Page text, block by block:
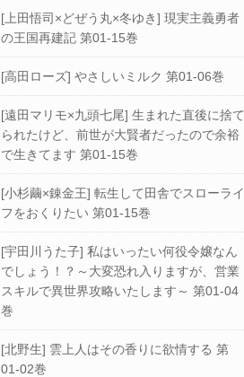
[上田悟司×どぜう丸×冬ゆき] 現実主義勇者
の王国再建記 第01-15巻
[高田ローズ] やさしいミルク 第01-06巻
[遠田マリモ×九頭七尾] 生まれた直後に捨て
られたけど、前世が大賢者だったので余裕
で生きてます 第01-15巻
[小杉繭×錬金王] 転生して田舎でスローライ
フをおくりたい 第01-15巻
[宇田川うた子] 私はいったい何役令嬢なん
でしょう！？～大変恐れ入りますが、営業
スキルで異世界攻略いたします～ 第01-04
巻
[北野生] 雲上人はその香りに欲情する 第
01-02巻